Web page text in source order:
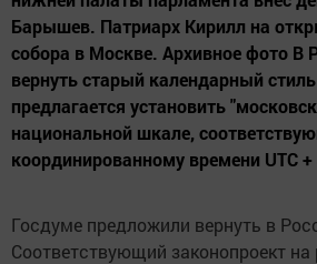
Барышев. Патриарх Кирилл на
собора в Москве. Архивное фото В
вернуть старый календарный
предлагается установить
национальной шкале,
координированному времени UTC
Госдуме предложили вернуть в
Соответствующий законопроект